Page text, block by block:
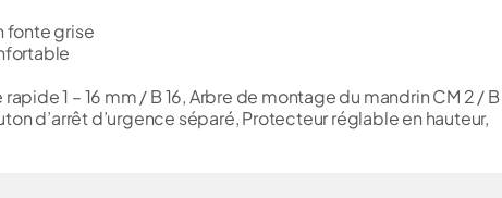
fonte grise
1 – 16 mm / B 16, Arbre de montage du mandrin CM 2 / B
d’arrêt d’urgence séparé, Protecteur réglable en hauteur,